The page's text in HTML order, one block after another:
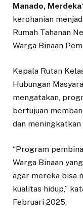
Manado,
kerohanian
Rumah Tahanan
Warga Binaan
Kepala Rutan
Hubungan
mengatakan,
bertujuan
dan
“Program
Warga Binaan
agar mereka bisa
kualitas hidup,”
Februari 2025.